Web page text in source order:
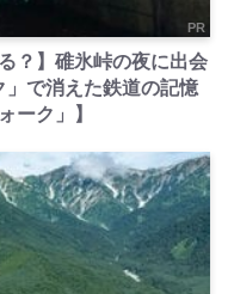
PR
？】碓氷峠の夜に出会
」で消えた鉄道の記憶
ーク」】